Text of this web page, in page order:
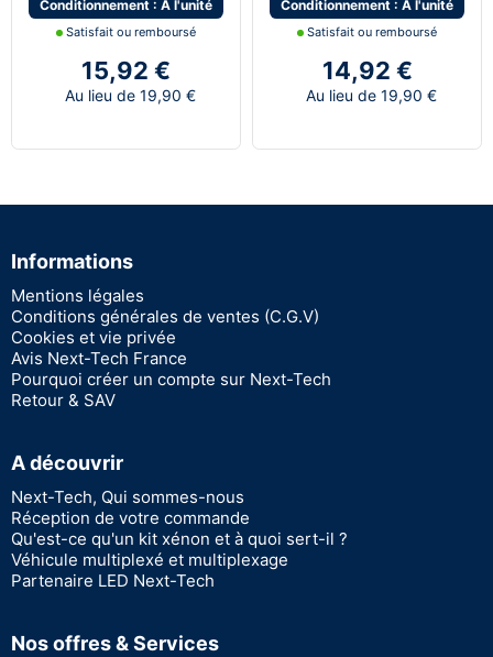
Conditionnement : A l'unité
Satisfait ou remboursé
15,92 €
Au lieu de 19,90 €
Conditionnement : A l'unité
Satisfait ou remboursé
14,92 €
Au lieu de 19,90 €
Informations
Mentions légales
Conditions générales de ventes (C.G.V)
Cookies et vie privée
Avis Next-Tech France
Pourquoi créer un compte sur Next-Tech
Retour & SAV
A découvrir
Next-Tech, Qui sommes-nous
Réception de votre commande
Qu'est-ce qu'un kit xénon et à quoi sert-il ?
Véhicule multiplexé et multiplexage
Partenaire LED Next-Tech
Nos offres & Services